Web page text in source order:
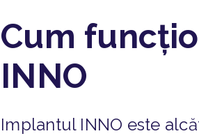
Cum
INNO
Implantul INNO este